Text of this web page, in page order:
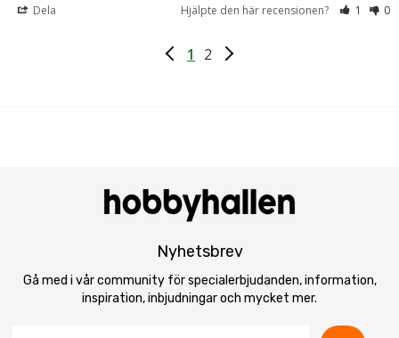
Dela Hjälpte den här recensionen? 1 0
1 2
Nyhetsbrev
Gå med i vår community för specialerbjudanden, information,
inspiration, inbjudningar och mycket mer.